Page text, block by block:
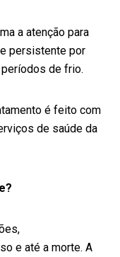
a atenção para
persistente por
de frio.
é feito com
de saúde da
e até a morte. A